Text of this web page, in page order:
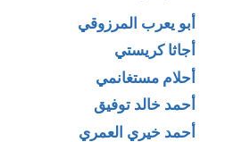
أبو يعرب المرزوقي
أجاثا كريستي
أحلام مستغانمي
أحمد خالد توفيق
أحمد خيري العمري